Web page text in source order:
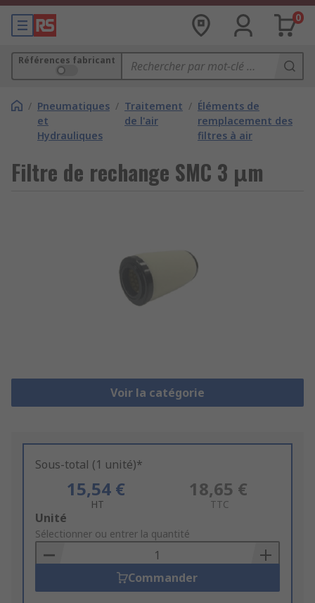
0
Références fabricant
/ Pneumatiques
et
Hydrauliques
/ Traitement
de l'air
/ Éléments de
remplacement des
filtres à air
Filtre de rechange SMC 3 μm
Voir la catégorie
Sous-total (1 unité)*
15,54 €
HT
18,65 €
TTC
Add
to
Basket
Unité
Sélectionner ou entrer la quantité
Commander